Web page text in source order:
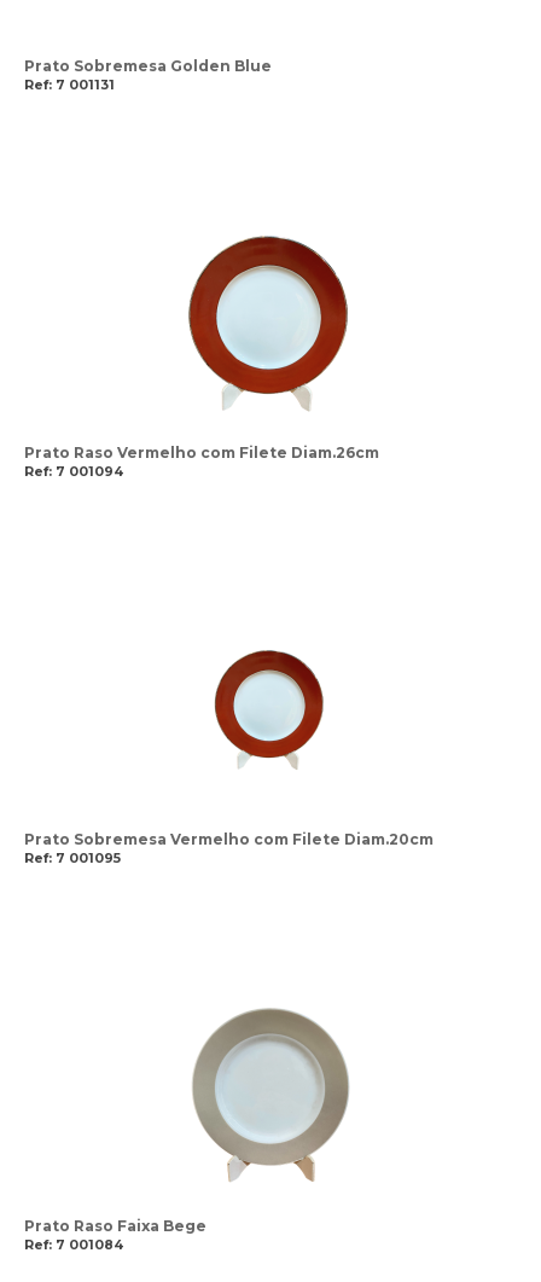
Prato Sobremesa Golden Blue
Ref: 7 001131
Prato Raso Vermelho com Filete Diam.26cm
Ref: 7 001094
Prato Sobremesa Vermelho com Filete Diam.20cm
Ref: 7 001095
Prato Raso Faixa Bege
Ref: 7 001084